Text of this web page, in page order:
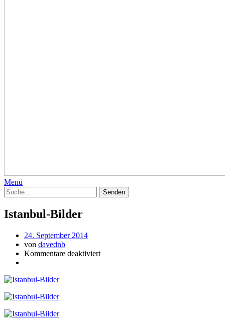
Menü
Istanbul-Bilder
24. September 2014
von davednb
Kommentare deaktiviert